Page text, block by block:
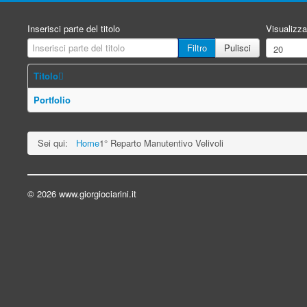
Inserisci parte del titolo
Filtro
Pulisci
Titolo
Portfolio
Sei qui: Home1° Reparto Manutentivo Velivoli
© 2026 www.giorgiociarini.it